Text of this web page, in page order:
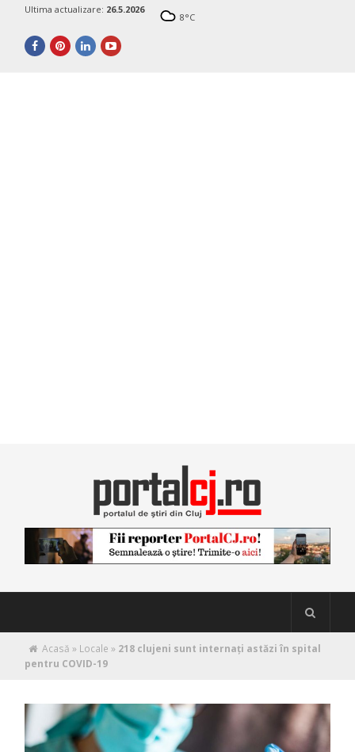
Ultima actualizare: 26.5.2026
8°C
Acasă » Locale » 218 clujeni sunt internați astăzi în spital
pentru COVID-19